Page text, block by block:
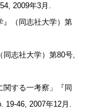
2009年3月.
』（同志社大学）第
同志社大学）第80号,
関する一考察」『同
46, 2007年12月.